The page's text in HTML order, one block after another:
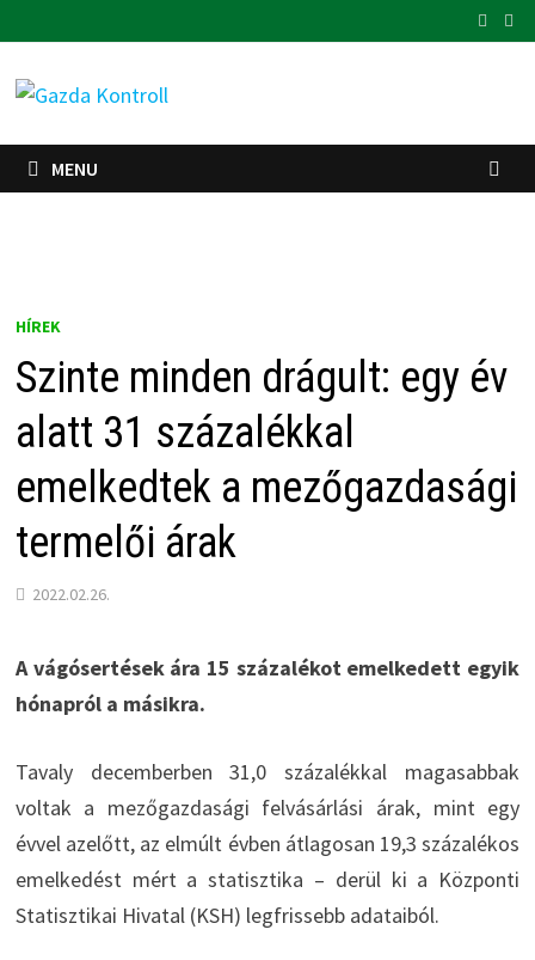
to
content
MENU
HÍREK
Szinte minden drágult: egy év
alatt 31 százalékkal
emelkedtek a mezőgazdasági
termelői árak
2022.02.26.
A vágósertések ára 15 százalékot emelkedett egyik
hónapról a másikra.
Tavaly decemberben 31,0 százalékkal magasabbak
voltak a mezőgazdasági felvásárlási árak, mint egy
évvel azelőtt, az elmúlt évben átlagosan 19,3 százalékos
emelkedést mért a statisztika – derül ki a Központi
Statisztikai Hivatal (KSH) legfrissebb adataiból.